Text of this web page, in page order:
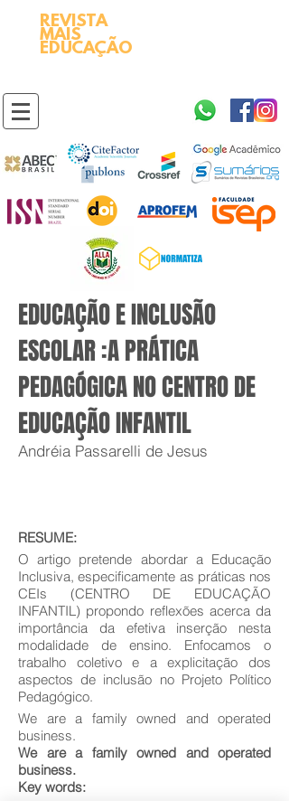
REVISTA
MAIS
EDUCAÇÃO
EDUCAÇÃO E INCLUSÃO
ESCOLAR :A PRÁTICA
PEDAGÓGICA NO CENTRO DE
EDUCAÇÃO INFANTIL
Andréia Passarelli de Jesus
RESUME:
O artigo pretende abordar a Educação
Inclusiva, especificamente as práticas nos
CEIs (CENTRO DE EDUCAÇÃO
INFANTIL) propondo reflexões acerca da
importância da efetiva inserção nesta
modalidade de ensino. Enfocamos o
trabalho coletivo e a explicitação dos
aspectos de inclusão no Projeto Político
Pedagógico.
We are a family owned and operated
business.
We are a family owned and operated
business.
Key words: